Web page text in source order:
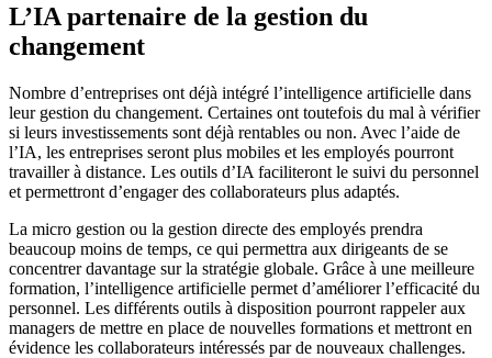
L’IA partenaire de la gestion du
changement
Nombre d’entreprises ont déjà intégré l’intelligence artificielle dans
leur gestion du changement. Certaines ont toutefois du mal à vérifier
si leurs investissements sont déjà rentables ou non. Avec l’aide de
l’IA, les entreprises seront plus mobiles et les employés pourront
travailler à distance. Les outils d’IA faciliteront le suivi du personnel
et permettront d’engager des collaborateurs plus adaptés.
La micro gestion ou la gestion directe des employés prendra
beaucoup moins de temps, ce qui permettra aux dirigeants de se
concentrerdavantage sur la stratégie globale. Grâce à une meilleure
formation, l’intelligence artificielle permet d’améliorer l’efficacité du
personnel. Les différents outils à disposition pourront rappeler aux
managers de mettre en place de nouvelles formations et mettront en
évidence les collaborateurs intéressés parde nouveaux challenges.